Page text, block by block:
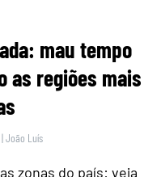
mau tempo
as regiões mais
|João Luís
zonas do país: veja